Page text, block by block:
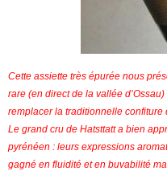
Cette assiette très épurée nous
rare (en direct de la vallée
remplacer la traditionnelle confiture
Le grand cru de Hatsttatt a bien
pyrénéen : leurs expressions
gagné en fluidité et en buvabilité